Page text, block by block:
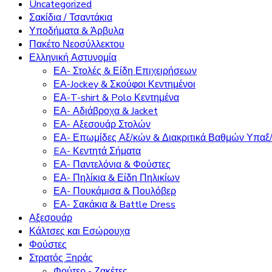
Uncategorized
Σακίδια / Τσαντάκια
Υποδήματα & Άρβυλα
Πακέτο Νεοσύλλεκτου
Ελληνική Αστυνομία
ΕΑ- Στολές & Είδη Επιχειρήσεων
ΕΑ-Jockey & Σκούφοι Κεντημένοι
ΕΑ-T-shirt & Polo Κεντημένα
ΕΑ- Αδιάβροχα & Jacket
ΕΑ- Αξεσουάρ Στολών
ΕΑ- Επωμίδες Αξ/κών & Διακριτικά Βαθμών
EA- Κεντητά Σήματα
ΕΑ- Παντελόνια & Φούστες
ΕΑ- Πηλίκια & Είδη Πηλικίων
ΕΑ- Πουκάμισα & Πουλόβερ
ΕΑ- Σακάκια & Battle Dress
Αξεσουάρ
Κάλτσες και Εσώρουχα
Φούστες
Στρατός Ξηράς